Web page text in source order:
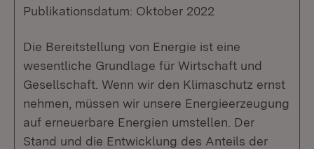
Publikationsdatum: Oktober 2022
Die Bereitstellung von Energie ist eine
wesentliche Grundlage für Wirtschaft und
Gesellschaft. Wenn wir den Klimaschutz ernst
nehmen, müssen wir unsere Energieerzeugung
auf erneuerbare Energien umstellen. Der
Stand und die Entwicklung des Anteils der